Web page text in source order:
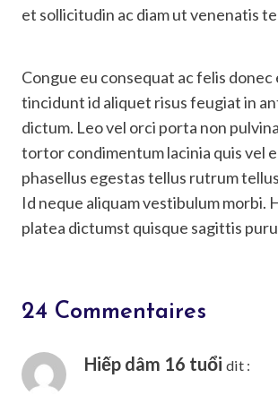
et sollicitudin ac diam ut venenatis
Congue eu consequat ac felis donec
tincidunt id aliquet risus feugiat in
dictum. Leo vel orci porta non
tortor condimentum lacinia quis vel
phasellus egestas tellus rutrum
Id neque aliquam vestibulum morbi.
platea dictumst quisque sagittis
24 Commentaires
Hiếp dâm 16 tuổi dit :